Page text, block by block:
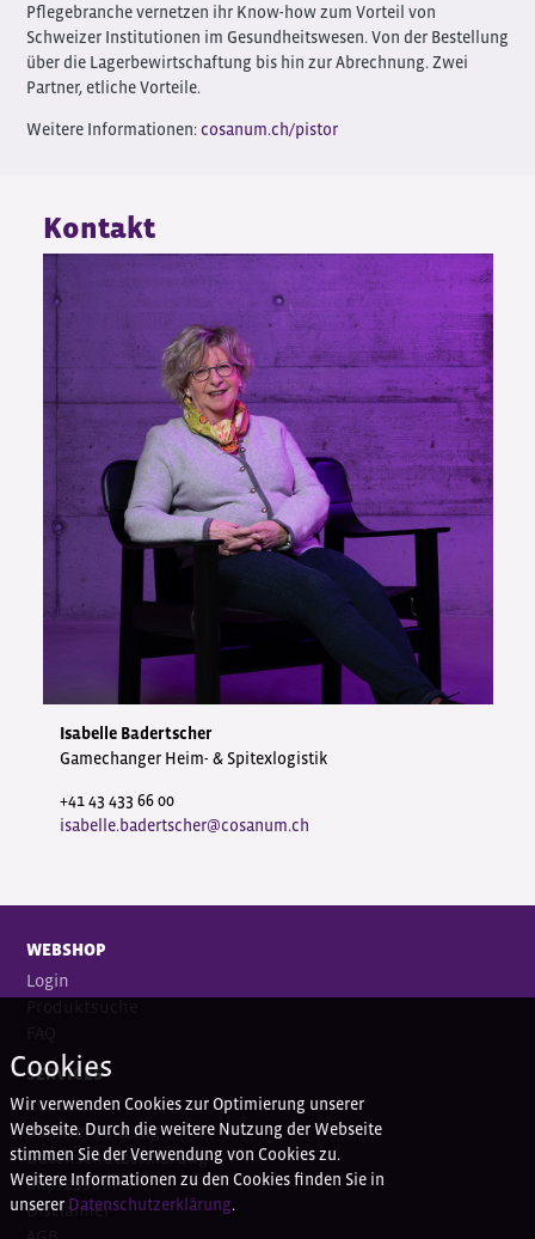
Pflegebranche vernetzen ihr Know-how zum Vorteil von
Schweizer Institutionen im Gesundheitswesen. Von der Bestellung
über die Lagerbewirtschaftung bis hin zur Abrechnung. Zwei
Partner, etliche Vorteile.
Weitere Informationen:cosanum.ch/pistor
Kontakt
Isabelle Badertscher
Gamechanger Heim- & Spitexlogistik
+41 43 433 66 00
isabelle.badertscher@cosanum.ch
WEBSHOP
Login
SERVICES
Kontakt
Bankverbindung
Datenschutzerklärung
Impressum
Disclaimer
Cookies
Wir verwenden Cookies zur Optimierung unserer
Webseite. Durch die weitere Nutzung der Webseite
stimmen Sie der Verwendung von Cookies zu.
Weitere Informationen zu den Cookies finden Sie in
unserer Datenschutzerklärung.